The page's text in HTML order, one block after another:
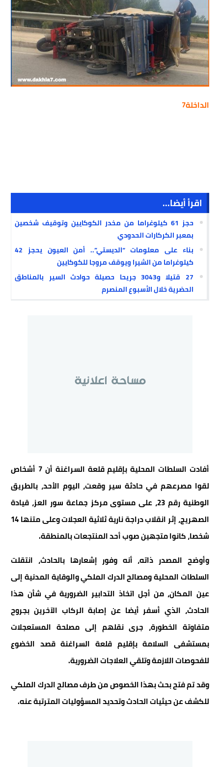
الداخلة7
اقرأ أيضا...
حجز 61 كيلوغراما من مخدر الكوكايين وتوقيف شخصين
بمعبر الكركارات الحدودي
بناء على معلومات “الديستي”.. أمن العيون يحجز 42
كيلوغراما من الشيرا ويوقف مروجا للكوكايين
27 قتيلا و3043 جريحا حصيلة حوادث السير بالمناطق
الحضرية خلال الأسبوع المنصرم
أفادت السلطات المحلية بإقليم قلعة السراغنة أن 7 أشخاص
لقوا مصرعهم في حادثة سير وقعت، اليوم الأحد، بالطريق
الوطنية رقم 23، على مستوى مركز جماعة سور العز، قيادة
الصهريج، إثر انقلاب دراجة نارية ثلاثية العجلات وعلى متنها 14
شخصا، كانوا متجهين صوب أحد المنتجعات بالمنطقة.
وأوضح المصدر ذاته، أنه وفور إشعارها بالحادث، انتقلت
السلطات المحلية ومصالح الدرك الملكي والوقاية المدنية إلى
عين المكان، من أجل اتخاذ التدابير الضرورية في شأن هذا
الحادث، الذي أسفر أيضا عن إصابة الركاب الآخرين بجروح
متفاوتة الخطورة، جرى نقلهم إلى مصلحة المستعجلات
بمستشفى السلامة بإقليم قلعة السراغنة قصد الخضوع
للفحوصات اللازمة وتلقي العلاجات الضرورية.
وقد تم فتح بحث بهذا الخصوص من طرف مصالح الدرك الملكي
للكشف عن حيثيات الحادث وتحديد المسؤوليات المترتبة عنه.